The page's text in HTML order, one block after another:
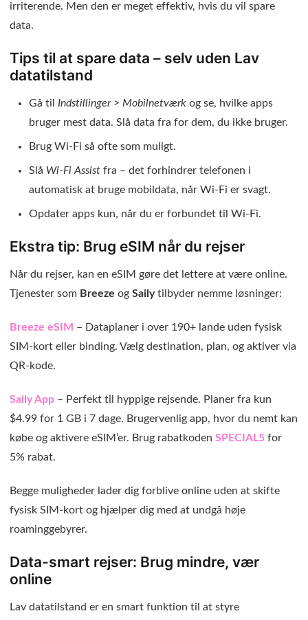
irriterende. Men den er meget effektiv, hvis du vil spare
data.
Tips til at spare data – selv uden Lav
datatilstand
Gå til Indstillinger > Mobilnetværk og se, hvilke apps
bruger mest data. Slå data fra for dem, du ikke bruger.
Brug Wi-Fi så ofte som muligt.
Slå Wi-Fi Assist fra – det forhindrer telefonen i
automatisk at bruge mobildata, når Wi-Fi er svagt.
Opdater apps kun, når du er forbundet til Wi-Fi.
Ekstra tip: Brug eSIM når du rejser
Når du rejser, kan en eSIM gøre det lettere at være online.
Tjenester som Breeze og Sailytilbyder nemme løsninger:
Breeze eSIM – Dataplaner i over 190+ lande uden fysisk
SIM-kort eller binding. Vælg destination, plan, og aktiver via
QR-kode.
Saily App – Perfekt til hyppige rejsende. Planer fra kun
$4.99 for 1 GB i 7 dage. Brugervenlig app, hvor du nemt kan
købe og aktivere eSIM’er. Brug rabatkoden SPECIAL5 for
5% rabat.
Begge muligheder lader dig forblive online uden at skifte
fysisk SIM-kort og hjælper dig med at undgå høje
roaminggebyrer.
Data-smart rejser: Brug mindre, vær
online
Lav datatilstand er en smart funktion til at styre